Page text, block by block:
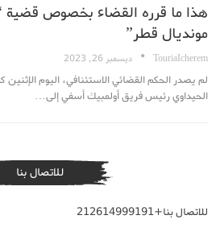
هذا ما قرره القضاء بخصوص قضية
مونديال قطر”
TouriaIcherem ديسمبر 26, 2023
لم يصدر الحكم القضائي الاستئنافي، اليوم
الحيداوي رئيس فريق أولمبيك أسفي إلى…
للاتصال بنا
للاتصال بنا+212614999191